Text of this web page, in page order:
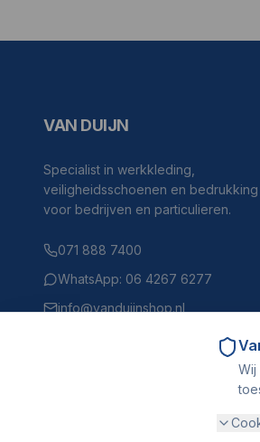
VAN DUIJN
Specialist in werkkleding,
veiligheidsschoenen en bedrukking
voor bedrijven en particulieren.
071 888 7400
WhatsApp: 06 4267 6277
info@vanduijnshop.nl
Haven 4, 2225BH Katwijk aan Zee